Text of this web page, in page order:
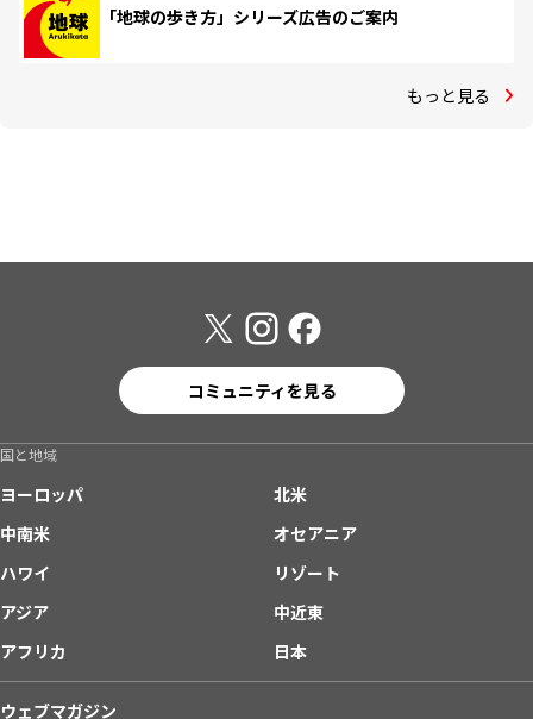
「地球の歩き方」シリーズ広告のご案内
もっと見る
コミュニティを見る
国と地域
ヨーロッパ
北米
中南米
オセアニア
ハワイ
リゾート
アジア
中近東
アフリカ
日本
ウェブマガジン